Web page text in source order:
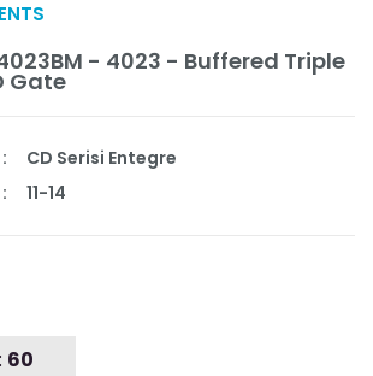
- 4023 - Buffered Triple
Gate
CD Serisi Entegre
11-14
60